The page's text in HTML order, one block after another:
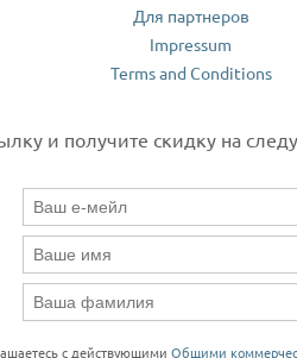
Для партнеров
Impressum
Terms and Conditions
и получите скидку на
с действующими Общими